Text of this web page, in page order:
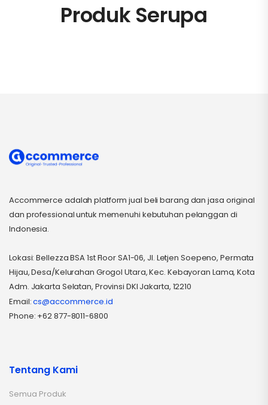
Produk Serupa
Accommerce adalah platform jual beli barang dan jasa original
dan professional untuk memenuhi kebutuhan pelanggan di
Indonesia.
Lokasi: Bellezza BSA 1st Floor SA1-06, Jl. Letjen Soepeno, Permata
Hijau, Desa/Kelurahan Grogol Utara, Kec. Kebayoran Lama, Kota
Adm. Jakarta Selatan, Provinsi DKI Jakarta, 12210
Email:cs@accommerce.id
Phone: +62 877-8011-6800
Tentang Kami
Semua Produk